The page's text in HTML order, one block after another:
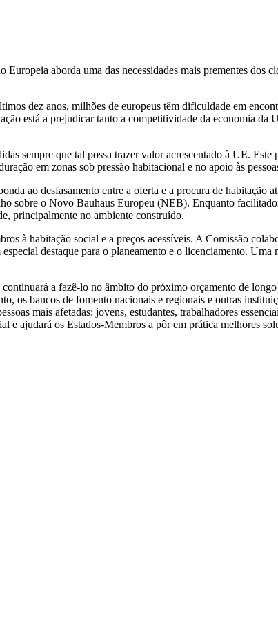
Europeia aborda uma das necessidades mais prementes dos
dez anos, milhões de europeus têm dificuldade em
está a prejudicar tanto a competitividade da economia da
sempre que tal possa trazer valor acrescentado à UE. Este
em zonas sob pressão habitacional e no apoio às
ao desfasamento entre a oferta e a procura de habitação
sobre o Novo Bauhaus Europeu (NEB). Enquanto
principalmente no ambiente construído.
à habitação social e a preços acessíveis. A Comissão
destaque para o planeamento e o licenciamento.
a fazê-lo no âmbito do próximo orçamento de
os bancos de fomento nacionais e regionais e outras
mais afetadas: jovens, estudantes, trabalhadores
ajudará os Estados-Membros a pôr em prática melhores